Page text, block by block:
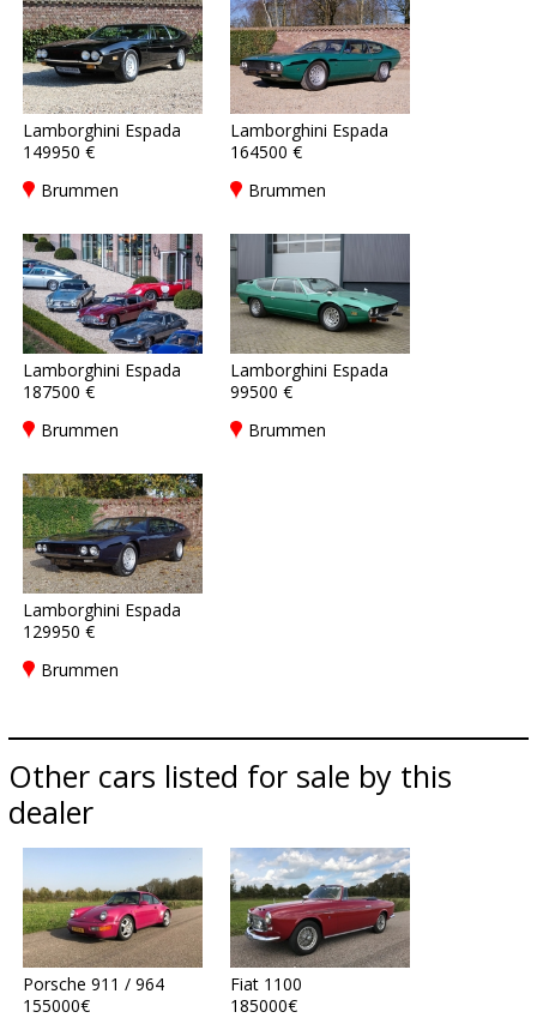
Lamborghini Espada
149950 €
Brummen
Lamborghini Espada
164500 €
Brummen
Lamborghini Espada
187500 €
Brummen
Lamborghini Espada
99500 €
Brummen
Lamborghini Espada
129950 €
Brummen
Other cars listed for sale by this
dealer
Porsche 911 / 964
155000€
Fiat 1100
185000€